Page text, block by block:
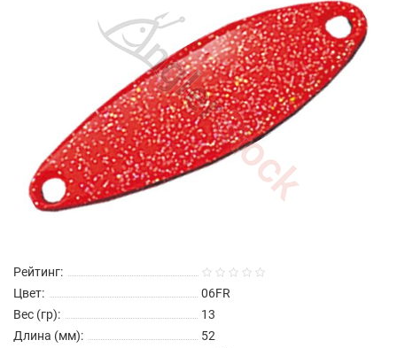
Рейтинг:
Цвет:
06FR
Вес (гр):
13
Длина (мм):
52